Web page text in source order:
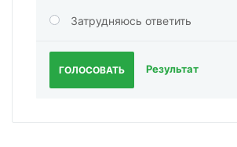
Затрудняюсь ответить
ГОЛОСОВАТЬ Результат